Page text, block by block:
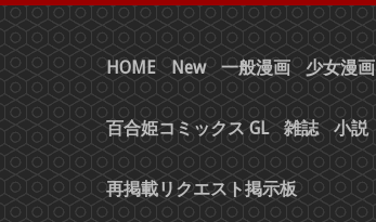
HOME New 一般漫画 少女漫画
百合姫コミックス GL 雑誌 小説
再掲載リクエスト掲示板